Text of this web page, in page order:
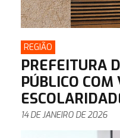
REGIÃO
PREFEITURA
PÚBLICO
14 DE JANEIRO DE 2026